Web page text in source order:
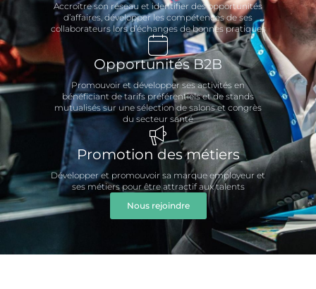
Accroître son réseau et identifier des opportunités
d’affaires, développer les compétences de ses
collaborateurs lors d’échanges de bonnes pratiques
Opportunités B2B
Promouvoir et développer ses activités en
bénéficiant de tarifs préférentiels et de stands
mutualisés sur une sélection de salons et congrès
du secteur santé
Promotion des métiers
Développer et promouvoir sa marque employeur et
ses métiers pour être attractif aux talents
Nous rejoindre